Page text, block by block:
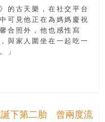
的古天樂，在社交平台
可見他正在為媽媽慶祝
合照外，他也感性寫
與家人圍坐在一起吃一
」